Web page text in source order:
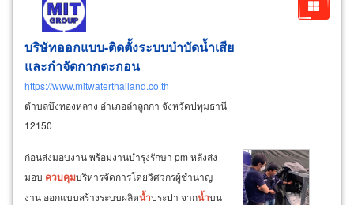
บริษัทออกแบบ-ติดตั้งระบบบำบัดน้ำเสีย
และกำจัดกากตะกอน
https://www.mitwaterthailand.co.th
ตำบลบึงทองหลาง อำเภอลำลูกกา จังหวัดปทุมธานี
12150
ก่อนส่งมอบงาน พร้อมงานบำรุงรักษา pm หลังส่ง
มอบ ควบคุมบริหารจัดการโดยวิศวกรผู้ชำนาญ
งาน ออกแบบสร้างระบบผลิตน้ำประปา จากน้ำบน